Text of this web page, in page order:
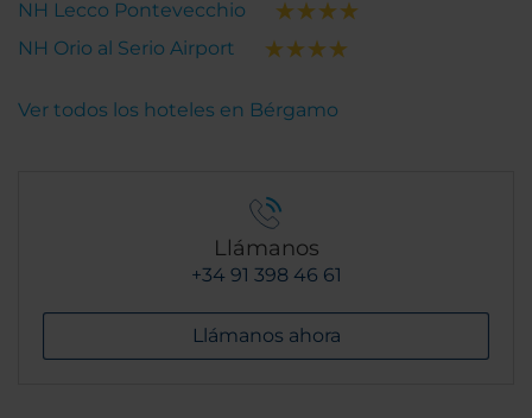
NH Lecco Pontevecchio
NH Orio al Serio Airport
Ver todos los hoteles en Bérgamo
Llámanos
+34 91 398 46 61
Llámanos ahora